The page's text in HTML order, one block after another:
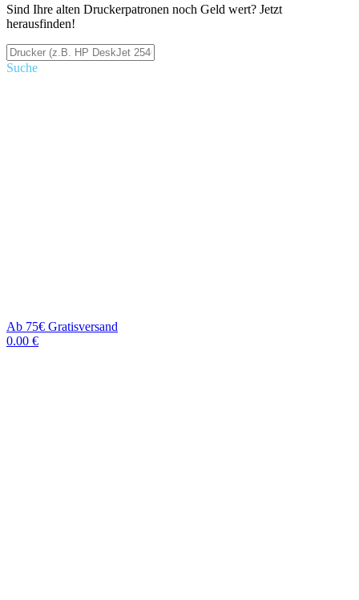
Sind Ihre alten Druckerpatronen noch Geld wert? Jetzt
herausfinden!
Suche
Ab 75€ Gratisversand
0.00 €